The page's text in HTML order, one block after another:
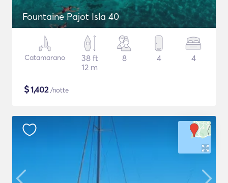
Fountaine Pajot Isla 40
Catamarano
38 ft
12 m
8 4 4
$1,402/notte